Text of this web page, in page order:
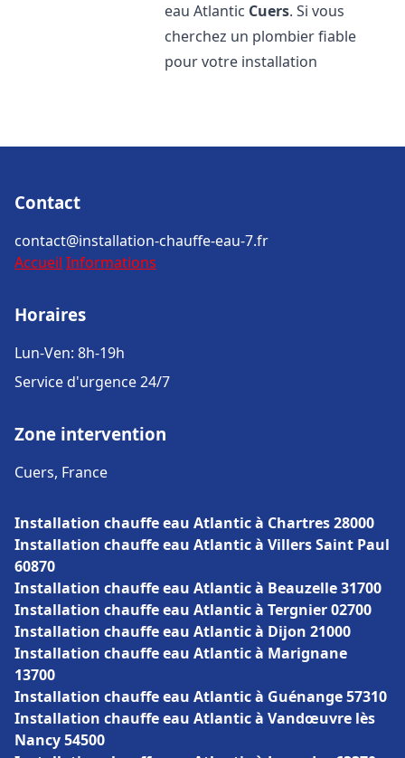
eau Atlantic Cuers. Si vous
cherchez un plombier fiable
pour votre installation
Contact
contact@installation-chauffe-eau-7.fr
Accueil Informations
Horaires
Lun-Ven: 8h-19h
Service d'urgence 24/7
Zone intervention
Cuers, France
Installation chauffe eau Atlantic à Chartres 28000
Installation chauffe eau Atlantic à Villers Saint Paul
60870
Installation chauffe eau Atlantic à Beauzelle 31700
Installation chauffe eau Atlantic à Tergnier 02700
Installation chauffe eau Atlantic à Dijon 21000
Installation chauffe eau Atlantic à Marignane
13700
Installation chauffe eau Atlantic à Guénange 57310
Installation chauffe eau Atlantic à Vandœuvre lès
Nancy 54500